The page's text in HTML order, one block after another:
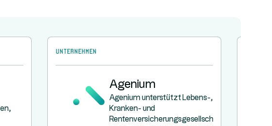
Unternehmen
Agenium
Agenium unterstützt Lebens-,
Kranken- und
Rentenversicherungsgesellschaften